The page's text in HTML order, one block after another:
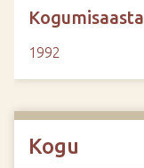
Kogumisaasta
1992
Kogu